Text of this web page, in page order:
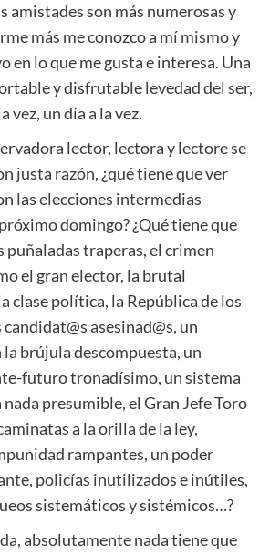
amistades son más numerosas y
más me conozco a mí mismo y
en lo que me gusta e interesa. Una
y disfrutable levedad del ser,
vez, un día a la vez.
lector, lectora y lectore se
justa razón, ¿qué tiene que ver
las elecciones intermedias
domingo? ¿Qué tiene que
puñaladas traperas, el crimen
el gran elector, la brutal
clase política, la República de los
asesinad@s, un
brújula descompuesta, un
futuro tronadísimo, un sistema
presumible, el Gran Jefe Toro
a la orilla de la ley,
rampantes, un poder
policías inutilizados e inútiles,
sistemáticos y sistémicos…?
absolutamente nada tiene que